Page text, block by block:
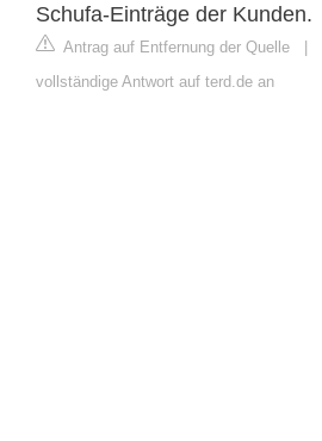
Schufa-Einträge der Kunden.
Antrag auf Entfernung der Quelle |
vollständige Antwort auf terd.de an